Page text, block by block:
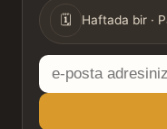
🗓 Haftada bir ·
E-
posta
adresiniz